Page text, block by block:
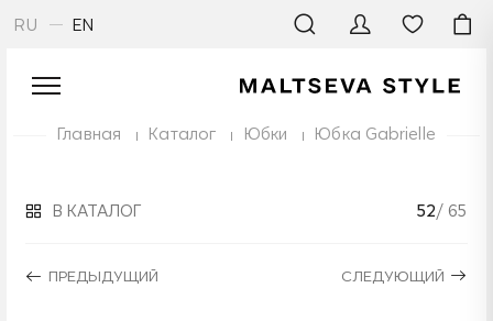
RU EN
Главная Каталог Юбки Юбка Gabrielle
В КАТАЛОГ
ПРЕДЫДУЩИЙ
52/ 65
СЛЕДУЮЩИЙ